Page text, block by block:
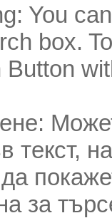
You
box.
текст,
за